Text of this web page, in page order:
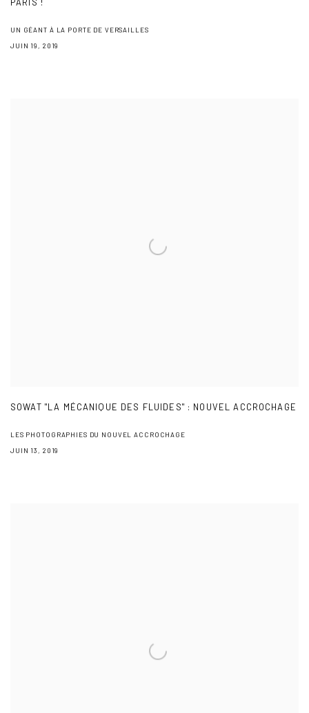
PARIS !
UN GÉANT À LA PORTE DE VERSAILLES
JUIN 19, 2019
SOWAT "LA MÉCANIQUE DES FLUIDES" : NOUVEL ACCROCHAGE
LES PHOTOGRAPHIES DU NOUVEL ACCROCHAGE
JUIN 13, 2019